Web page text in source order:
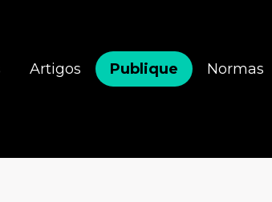
Artigos Publique Normas